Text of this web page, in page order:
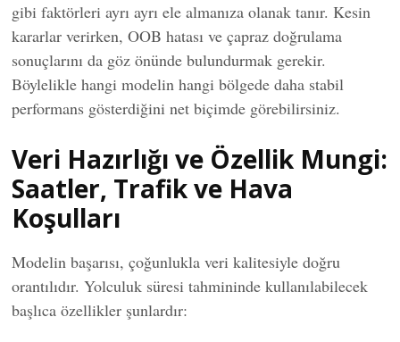
gibi faktörleri ayrı ayrı ele almanıza olanak tanır. Kesin
kararlar verirken, OOB hatası ve çapraz doğrulama
sonuçlarını da göz önünde bulundurmak gerekir.
Böylelikle hangi modelin hangi bölgede daha stabil
performans gösterdiğini net biçimde görebilirsiniz.
Veri Hazırlığı ve Özellik Mungi:
Saatler, Trafik ve Hava
Koşulları
Modelin başarısı, çoğunlukla veri kalitesiyle doğru
orantılıdır. Yolculuk süresi tahmininde kullanılabilecek
başlıca özellikler şunlardır: